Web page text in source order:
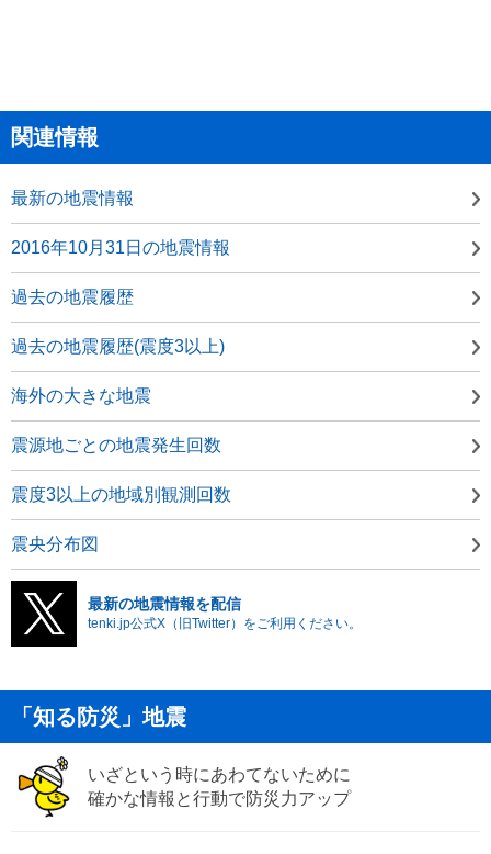
関連情報
最新の地震情報
2016年10月31日の地震情報
過去の地震履歴
過去の地震履歴(震度3以上)
海外の大きな地震
震源地ごとの地震発生回数
震度3以上の地域別観測回数
震央分布図
最新の地震情報を配信
tenki.jp公式X（旧Twitter）をご利用ください。
「知る防災」地震
いざという時にあわてないために
確かな情報と行動で防災力アップ